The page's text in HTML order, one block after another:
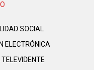
SOCIAL
ELECTRÓNICA